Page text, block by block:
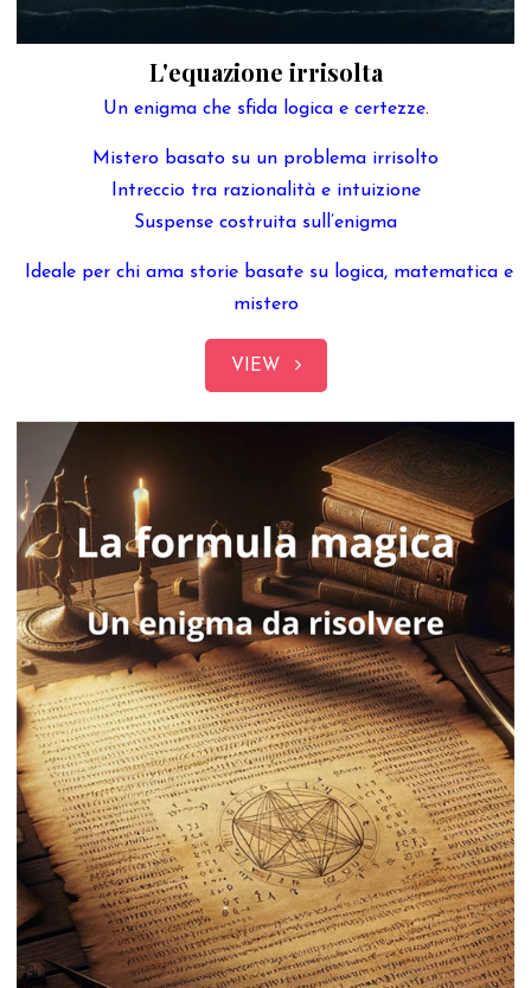
L'equazione irrisolta
Un enigma che sfida logica e certezze.
Mistero basato su un problema irrisolto
Intreccio tra razionalità e intuizione
Suspense costruita sull’enigma
Ideale per chi ama storie basate su logica, matematica e
mistero
VIEW